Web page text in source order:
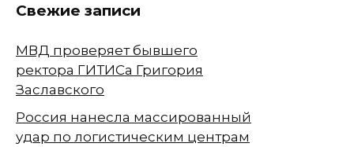
Свежие записи
МВД проверяет бывшего
ректора ГИТИСа Григория
Заславского
Россия нанесла массированный
удар по логистическим центрам